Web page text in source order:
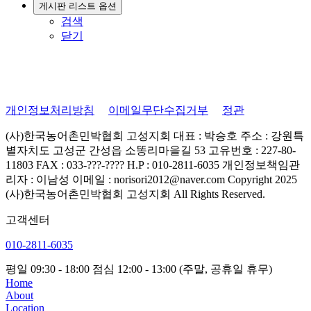
게시판 리스트 옵션
검색
닫기
개인정보처리방침 이메일무단수집거부 정관
(사)한국농어촌민박협회 고성지회 대표 : 박승호 주소 : 강원특
별자치도 고성군 간성읍 소똥리마을길 53 고유번호 : 227-80-
11803 FAX : 033-???-???? H.P : 010-2811-6035 개인정보책임관
리자 : 이남성 이메일 : norisori2012@naver.com Copyright 2025
(사)한국농어촌민박협회 고성지회 All Rights Reserved.
고객센터
010-2811-6035
평일 09:30 - 18:00 점심 12:00 - 13:00 (주말, 공휴일 휴무)
Home
About
Location